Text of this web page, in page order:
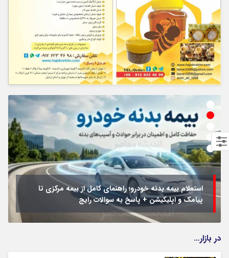
استعلام بیمه بدنه خودرو؛ راهنمای کامل از بیمه مرکزی تا
پیامک و اپلیکیشن + پاسخ به سوالات رایج
در بازار…